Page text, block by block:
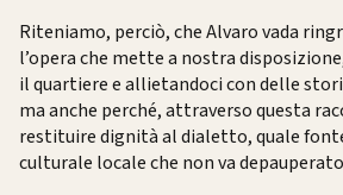
Riteniamo, perciò, che Alvaro vada
l’opera che mette a nostra
il quartiere e allietandoci con delle
ma anche perché, attraverso questa
restituire dignità al dialetto, quale
culturale locale che non va